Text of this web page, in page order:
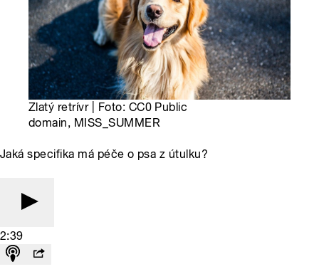
Zlatý retrívr | Foto: CC0 Public
domain, MISS_SUMMER
Jaká specifika má péče o psa z útulku?
2:39